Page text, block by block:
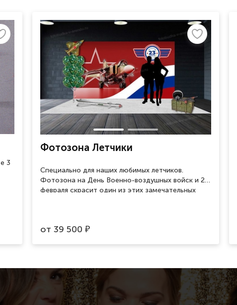
3
Фотозона Летчики
Специально для наших любимых летчиков.
Фотозона на День Военно-воздушных войск и 23
февраля скрасит один из этих замечательных
от 39 500 ₽